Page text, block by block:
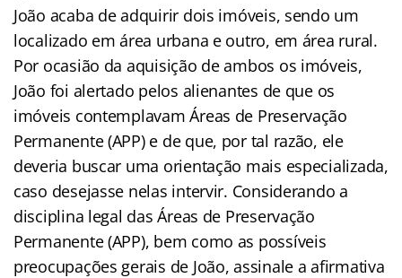
João acaba de adquirir dois imóveis, sendo um
localizado em área urbana e outro, em área rural.
Por ocasião da aquisição de ambos os imóveis,
João foi alertado pelos alienantes de que os
imóveis contemplavam Áreas de Preservação
Permanente (APP) e de que, por tal razão, ele
deveria buscar uma orientação mais especializada,
caso desejasse nelas intervir. Considerando a
disciplina legal das Áreas de Preservação
Permanente (APP), bem como as possíveis
preocupações gerais de João, assinale a afirmativa